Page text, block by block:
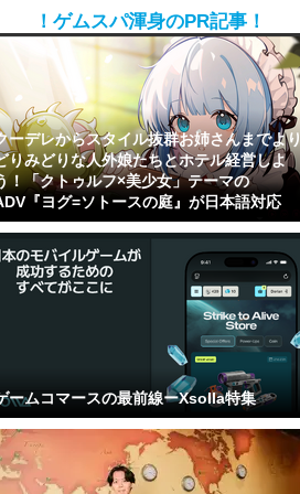
！ゲムスパ渾身のPR記事！
ーデレからスタイル抜群お姉さんまでより
りみどりな人外娘たちとホテル経営しよ
！「クトゥルフ×美少女」テーマの
『ヨグ=ソトースの庭』が日本語対応
ームコマースの最前線ーXsolla特集